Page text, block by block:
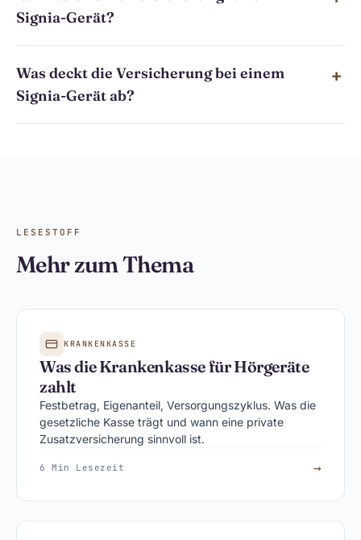
Signia-Gerät?
Was deckt die Versicherung bei einem
Signia-Gerät ab?
LESESTOFF
Mehr zum Thema
KRANKENKASSE
Was die Krankenkasse für Hörgeräte
zahlt
Festbetrag, Eigenanteil, Versorgungszyklus. Was die
gesetzliche Kasse trägt und wann eine private
Zusatzversicherung sinnvoll ist.
6 Min Lesezeit →